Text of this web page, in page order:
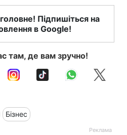
Підпишіться на
в Google!
там, де вам зручно!
Бізнес